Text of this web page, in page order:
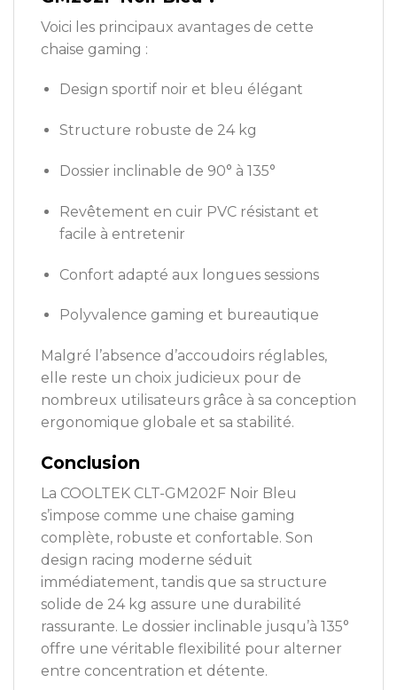
Voici les principaux avantages de cette
chaise gaming :
Design sportif noir et bleu élégant
Structure robuste de 24 kg
Dossier inclinable de 90° à 135°
Revêtement en cuir PVC résistant et
facile à entretenir
Confort adapté aux longues sessions
Polyvalence gaming et bureautique
Malgré l’absence d’accoudoirs réglables,
elle reste un choix judicieux pour de
nombreux utilisateurs grâce à sa conception
ergonomique globale et sa stabilité.
Conclusion
La COOLTEK CLT-GM202F Noir Bleu
s’impose comme une chaise gaming
complète, robuste et confortable. Son
design racing moderne séduit
immédiatement, tandis que sa structure
solide de 24 kg assure une durabilité
rassurante. Le dossier inclinable jusqu’à 135°
offre une véritable flexibilité pour alterner
entre concentration et détente.